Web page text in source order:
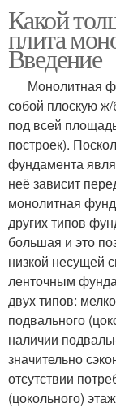
Какой
плита
Введение
Монолитная
собой плоскую
под всей
построек).
фундамента
неё зависит
монолитная
других типов
большая и это
низкой несущей
ленточным
двух типов:
подвального
наличии
значительно
отсутствии
(цокольного)